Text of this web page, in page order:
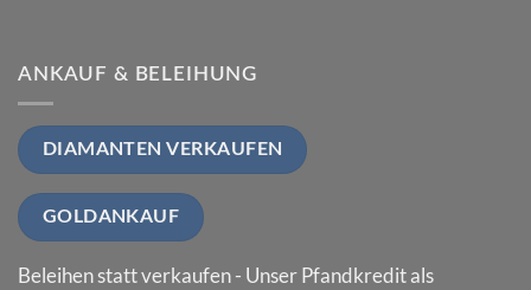
ANKAUF & BELEIHUNG
DIAMANTEN VERKAUFEN
GOLDANKAUF
Beleihen statt verkaufen - Unser Pfandkredit als